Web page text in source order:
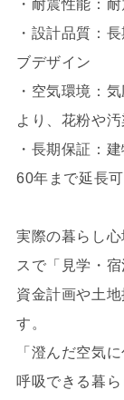
・耐震性能：
・設計品質：
ブデザイン
・空気環境：
より、花粉や
・長期保証：
60年まで延長可
実際の暮らし
スで「見学・
資金計画や土
す。
「澄んだ空気
呼吸できる暮ら